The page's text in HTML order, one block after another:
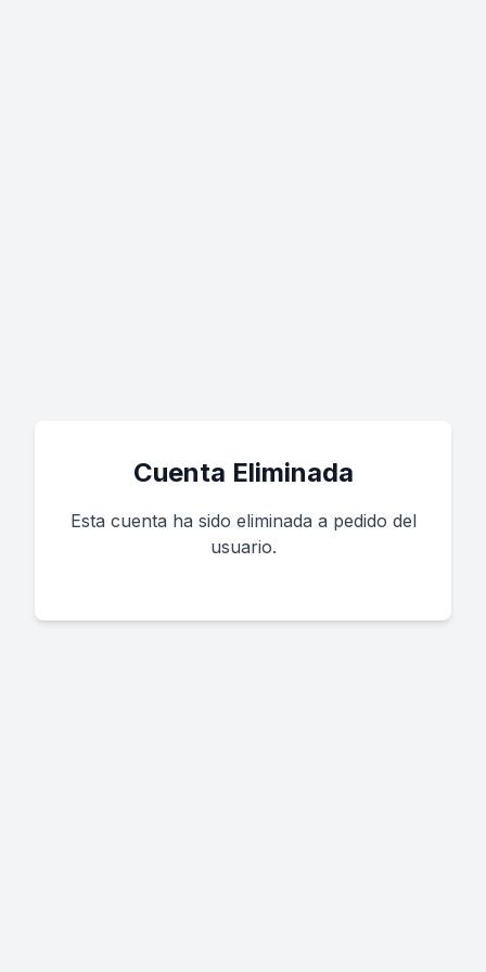
Cuenta Eliminada
Esta cuenta ha sido eliminada a pedido del
usuario.